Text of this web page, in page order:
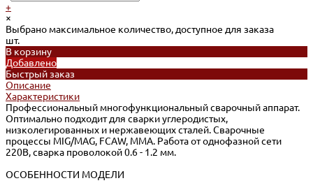
+
×
Выбрано максимальное количество, доступное для заказа
шт.
В корзину
Добавлено
Быстрый заказ
Описание
Характеристики
Профессиональный многофункциональный сварочный аппарат.
Оптимально подходит для сварки углеродистых,
низколегированных и нержавеющих сталей. Сварочные
процессы MIG/MAG, FCAW, MMA. Работа от однофазной сети
220В, сварка проволокой 0.6 - 1.2 мм.
ОСОБЕННОСТИ МОДЕЛИ